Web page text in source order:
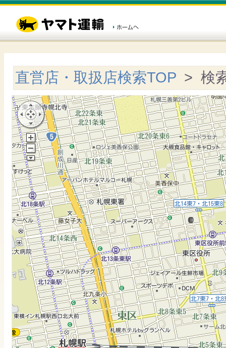
直営店・取扱店検索TOP > 検